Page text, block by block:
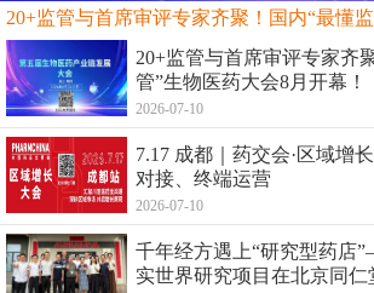
20+监管与首席审评专家齐
管”生物医药大会8月开幕！
2026-07-10
7.17 成都｜药交会·区域增
对接、终端运营
2026-07-10
千年经方遇上“研究型药店
实世界研究项目在北京同仁